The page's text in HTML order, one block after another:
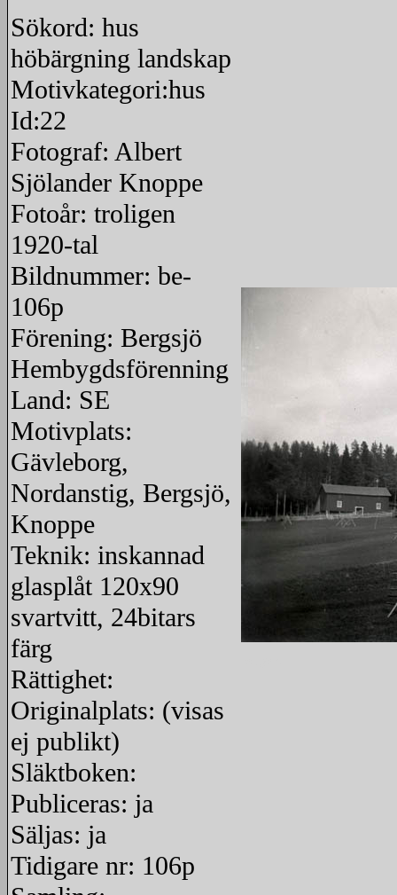
Sökord: hus
höbärgning landskap
Motivkategori:hus
Id:22
Fotograf: Albert
Sjölander Knoppe
Fotoår: troligen
1920-tal
Bildnummer: be-
106p
Förening: Bergsjö
Hembygdsförenning
Land: SE
Motivplats:
Gävleborg,
Nordanstig, Bergsjö,
Knoppe
Teknik: inskannad
glasplåt 120x90
svartvitt, 24bitars
färg
Rättighet:
Originalplats: (visas
ej publikt)
Släktboken:
Publiceras: ja
Säljas: ja
Tidigare nr: 106p